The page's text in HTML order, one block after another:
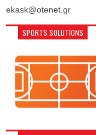
ekask@otenet.gr
SPORTS SOLUTIONS